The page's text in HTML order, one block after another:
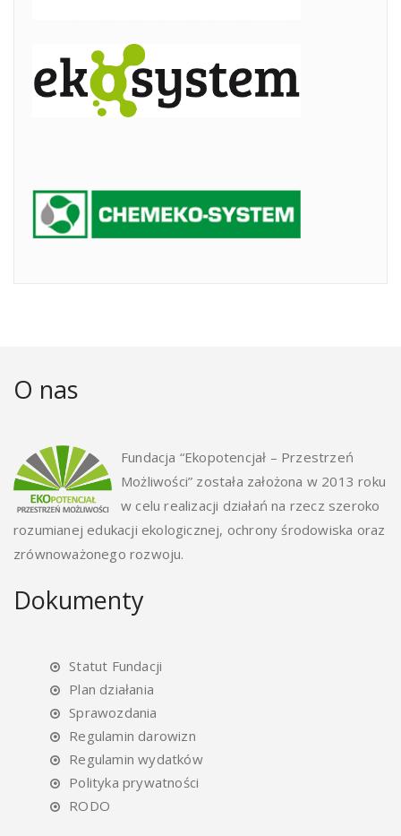
O nas
Fundacja “Ekopotencjał – Przestrzeń
Możliwości” została założona w 2013 roku
w celu realizacji działań na rzecz szeroko
rozumianej edukacji ekologicznej, ochrony środowiska oraz
zrównoważonego rozwoju.
Dokumenty
Statut Fundacji
Plan działania
Sprawozdania
Regulamin darowizn
Regulamin wydatków
Polityka prywatności
RODO